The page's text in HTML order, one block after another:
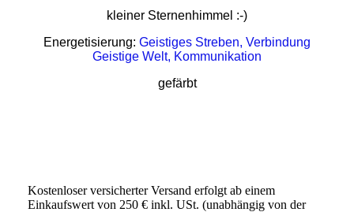
kleiner Sternenhimmel :-)
Energetisierung: Geistiges Streben, Verbindung
Geistige Welt, Kommunikation
gefärbt
Kostenloser versicherter Versand erfolgt ab einem
Einkaufswert von 250 € inkl. USt. (unabhängig von der